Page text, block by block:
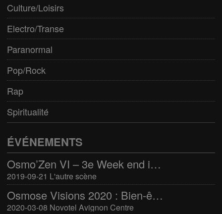
Culture/Loisirs
Electro/Transe
Paranormal
Pop/Rock
Rap
Spiritualité
ÉVÉNEMENTS
Osmo’Zen VI – 3e Week end international du bien-être
2019-09-21 L'autre scène
Osmose Visions 2020 : Bien-être et arts divinatoires
2020-03-08 Novotel Avignon Centre